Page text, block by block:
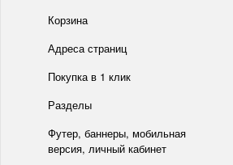
Корзина
Адреса страниц
Покупка в 1 клик
Разделы
Футер, баннеры, мобильная
версия, личный кабинет